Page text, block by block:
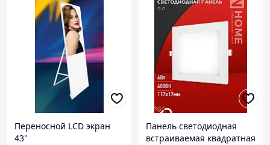
Переносной LCD экран
43"
Панель светодиодная
встраиваемая квадратная